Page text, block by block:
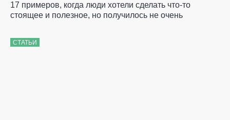
17 примеров, когда люди хотели сделать что-то
стоящее и полезное, но получилось не очень
СТАТЬИ